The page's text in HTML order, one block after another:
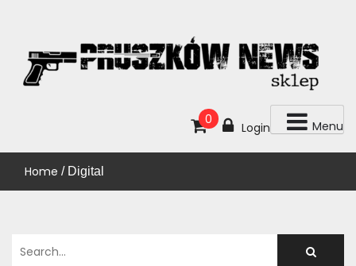
Menu
0
Login
Home / Digital